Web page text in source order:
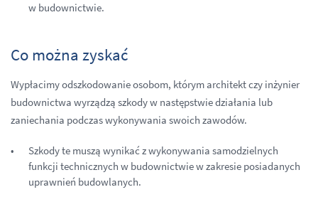
w budownictwie.
Co można zyskać
Wypłacimy odszkodowanie osobom, którym architekt czy inżynier
budownictwa wyrządzą szkody w następstwie działania lub
zaniechania podczas wykonywania swoich zawodów.
Szkody te muszą wynikać z wykonywania samodzielnych
funkcji technicznych w budownictwie w zakresie posiadanych
uprawnień budowlanych.